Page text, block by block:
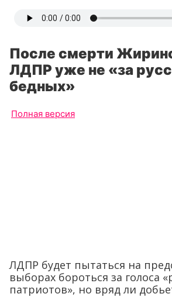
После смерти
ЛДПР уже не «за
бедных»
Полная версия
ЛДПР будет пытаться на
выборах бороться за голоса
патриотов», но вряд ли